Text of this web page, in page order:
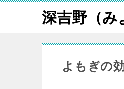
深吉野（み
よもぎの